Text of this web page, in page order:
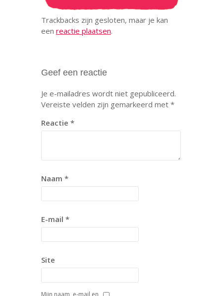
Trackbacks zijn gesloten, maar je kan
een reactie plaatsen.
Geef een reactie
Je e-mailadres wordt niet gepubliceerd.
Vereiste velden zijn gemarkeerd met *
Reactie *
Naam *
E-mail *
Site
Mijn naam, e-mail en